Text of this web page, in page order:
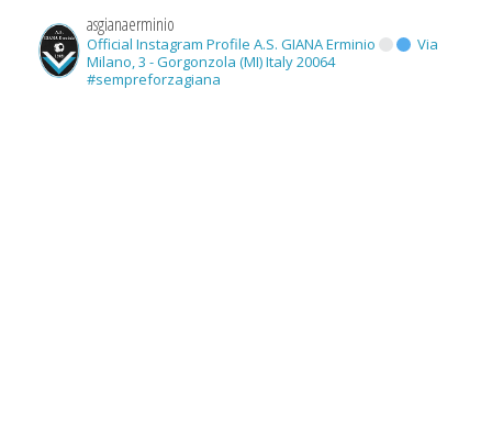
asgianaerminio
Official Instagram Profile A.S. GIANA Erminio
Via
Milano, 3 - Gorgonzola (MI) Italy 20064
#sempreforzagiana